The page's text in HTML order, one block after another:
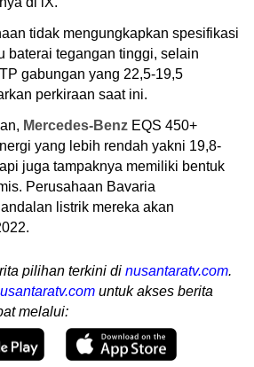
tidak mengungkapkan spesifikasi
baterai tegangan tinggi, selain
gabungan yang 22,5-19,5
perkiraan saat ini.
Mercedes-Benz EQS 450+
yang lebih rendah yakni 19,8-
juga tampaknya memiliki bentuk
Perusahaan Bavaria
listrik mereka akan
pilihan terkini di nusantaratv.com.
untuk akses berita
melalui: